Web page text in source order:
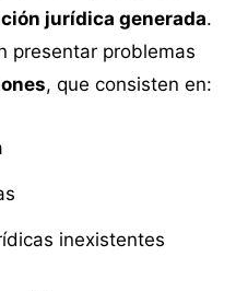
jurídica generada.
presentar problemas
, que consisten en:
inexistentes